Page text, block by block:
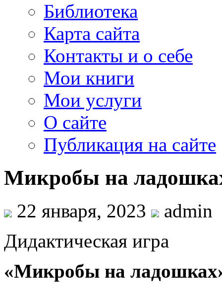
Библиотека
Карта сайта
Контакты и о себе
Мои книги
Мои услуги
О сайте
Публикация на сайте
Микробы на
22 января, 2023
admin
Дидактическая игра
«Микробы на